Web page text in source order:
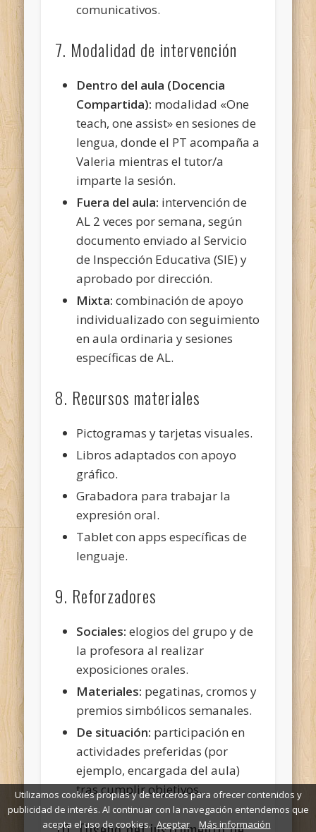
comunicativos.
7. Modalidad de intervención
Dentro del aula (Docencia
Compartida): modalidad «One
teach, one assist» en sesiones de
lengua, donde el PT acompaña a
Valeria mientras el tutor/a
imparte la sesión.
Fuera del aula: intervención de
AL 2 veces por semana, según
documento enviado al Servicio
de Inspección Educativa (SIE) y
aprobado por dirección.
Mixta: combinación de apoyo
individualizado con seguimiento
en aula ordinaria y sesiones
específicas de AL.
8. Recursos materiales
Pictogramas y tarjetas visuales.
Libros adaptados con apoyo
gráfico.
Grabadora para trabajar la
expresión oral.
Tablet con apps específicas de
lenguaje.
9. Reforzadores
Sociales: elogios del grupo y de
la profesora al realizar
exposiciones orales.
Materiales: pegatinas, cromos y
premios simbólicos semanales.
De situación: participación en
actividades preferidas (por
ejemplo, encargada del aula)
tras cumplir objetivos.
Utilizamos cookies propias y de terceros para ofrecer contenidos y
publicidad de interés. Al continuar con la navegación entendemos que
acepta el uso de cookies. Aceptar Más información